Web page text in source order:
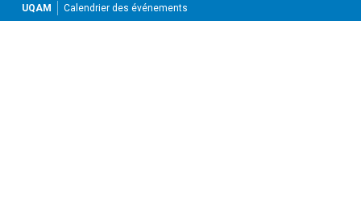
UQAM Calendrier des événements